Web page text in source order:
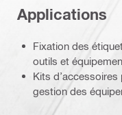
Applications
Fixation des
outils et
Kits
gestion des